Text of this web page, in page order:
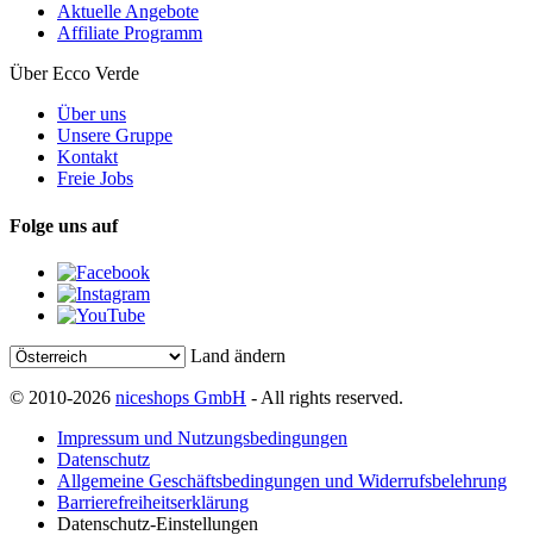
Aktuelle Angebote
Affiliate Programm
Über Ecco Verde
Über uns
Unsere Gruppe
Kontakt
Freie Jobs
Folge uns auf
Land ändern
© 2010-2026 niceshops GmbH - All rights reserved.
Impressum und Nutzungsbedingungen
Datenschutz
Allgemeine Geschäftsbedingungen und Widerrufsbelehrung
Barrierefreiheitserklärung
Datenschutz-Einstellungen